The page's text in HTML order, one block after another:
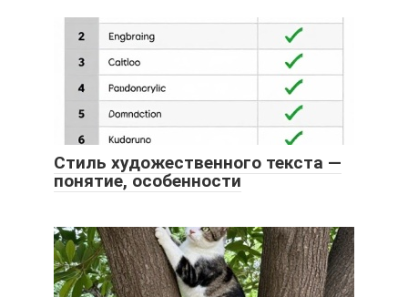
Стиль художественного текста —
понятие, особенности